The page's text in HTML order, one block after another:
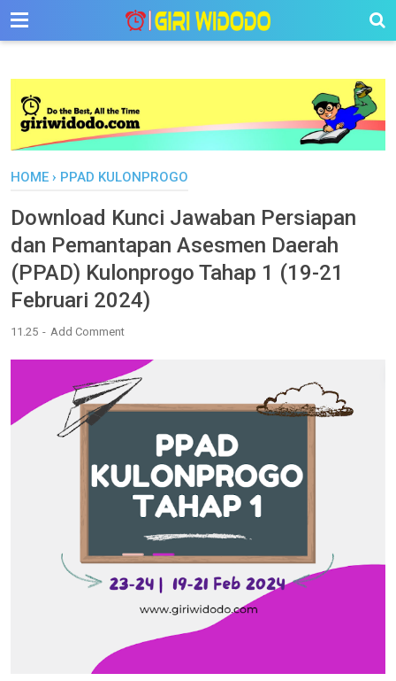
-->
HOME › PPAD KULONPROGO
Download Kunci Jawaban Persiapan
dan Pemantapan Asesmen Daerah
(PPAD) Kulonprogo Tahap 1 (19-21
Februari 2024)
11.25 Add Comment